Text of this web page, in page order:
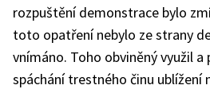
rozpuštění demonstrace bylo
toto opatření nebylo ze strany
vnímáno. Toho obviněný využil
spáchání trestného činu ublížení